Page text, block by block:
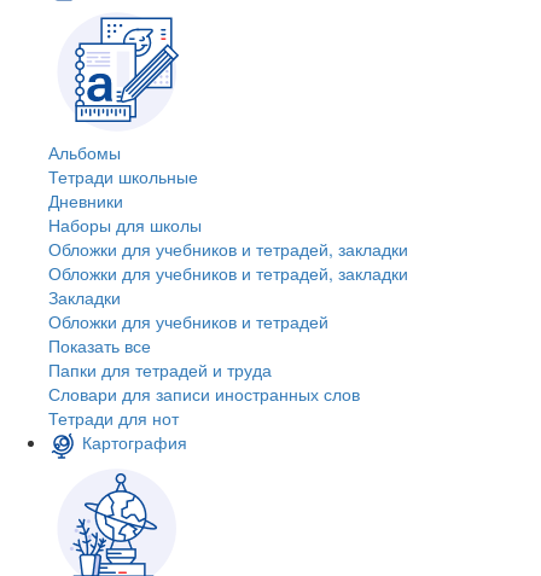
Альбомы
Тетради школьные
Дневники
Наборы для школы
Обложки для учебников и тетрадей, закладки
Обложки для учебников и тетрадей, закладки
Закладки
Обложки для учебников и тетрадей
Показать все
Папки для тетрадей и труда
Словари для записи иностранных слов
Тетради для нот
Картография